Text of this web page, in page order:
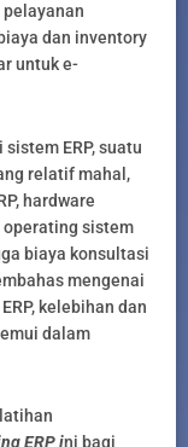
dan inventory
untuk e-
ERP, suatu
relatif mahal,
hardware
operating sistem
biaya konsultasi
mengenai
kelebihan dan
dalam
ERP ini bagi